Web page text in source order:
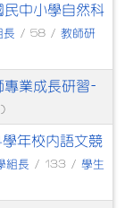
民中小學自然科
長 / 58 / 教師研
專業成長研習-
)
學年校內語文競
組長 / 133 / 學生